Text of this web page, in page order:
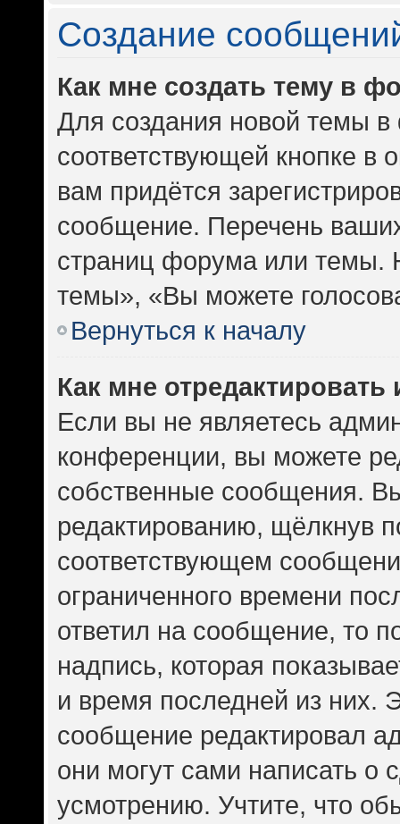
Создание
Как мне создать тему в
Для создания новой темы
соответствующей кнопке
вам придётся
сообщение. Перечень
страниц форума или темы.
темы», «Вы можете
Вернуться к началу
Как мне
Если вы не являетесь
конференции, вы можете
собственные сообщения.
редактированию, щёлкнув
соответствующем
ограниченного времени
ответил на сообщение, то
надпись, которая
и время последней из них.
сообщение редактировал
они могут сами написать о
усмотрению. Учтите, что